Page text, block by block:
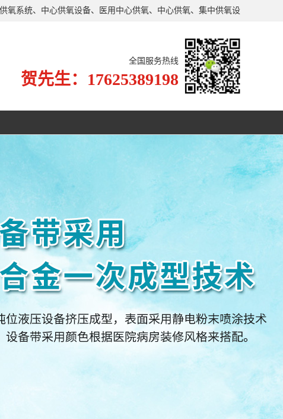
氧系统、中心供氧设备、医用中心供氧、中心供氧、集中供氧设
了严格的生产、施工标准。
全国服务热线
贺先生：17625389198